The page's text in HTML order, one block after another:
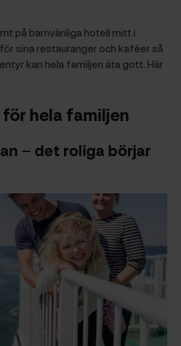
på barnvänliga hotell mitt i
sina restauranger och kaféer så
kan hela familjen äta gott. Här
hela familjen
– det roliga börjar